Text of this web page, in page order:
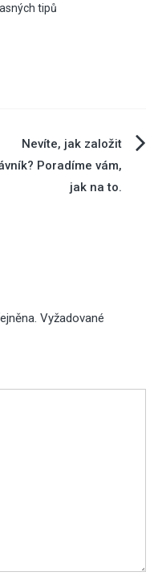
tipů
Nevíte, jak založit
Poradíme vám,
jak na to.
Vyžadované